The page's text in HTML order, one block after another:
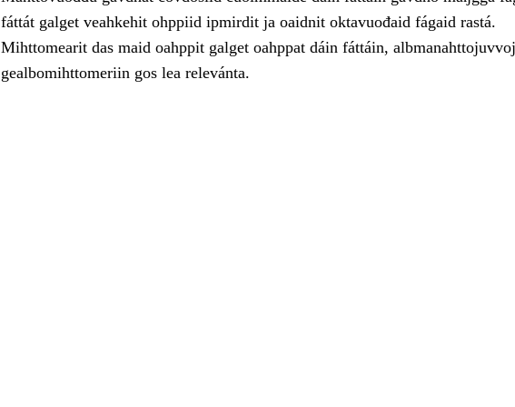
fáttát galget veahkehit ohppiid ipmirdit ja oaidnit oktavuođaid fágaid rastá.
Mihttomearit das maid oahppit galget oahppat dáin fáttáin,
gealbomihttomeriin gos lea relevánta.